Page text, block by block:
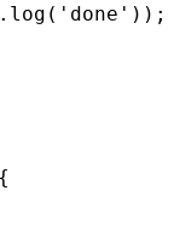
.log ( 'done' ));